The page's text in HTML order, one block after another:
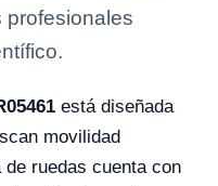
está diseñada
movilidad
ruedas cuenta con